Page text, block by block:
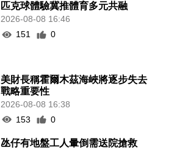
匹克球體驗冀推體育多元共融
2026-08-08 16:46
151
0
美財長稱霍爾木茲海峽將逐步失去
戰略重要性
2026-08-08 16:38
153
0
氹仔有地盤工人暈倒需送院搶救